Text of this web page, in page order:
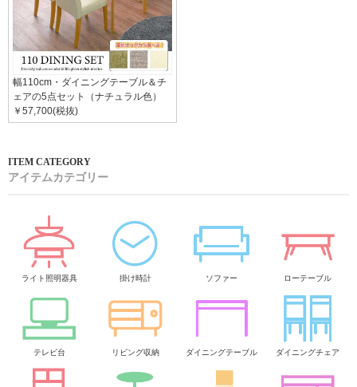
幅110cm・ダイニングテーブル＆チ
ェアの5点セット（ナチュラル色）
￥57,700(税抜)
アイテムカテゴリー
ライト照明器具 掛け時計 ソファー ローテーブル
テレビ台 リビング収納 ダイニングテーブル ダイニングチェア